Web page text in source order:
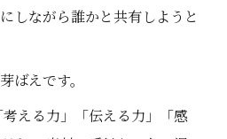
しながら誰かと共有しようと
ばえです。
える力」「伝える力」「感